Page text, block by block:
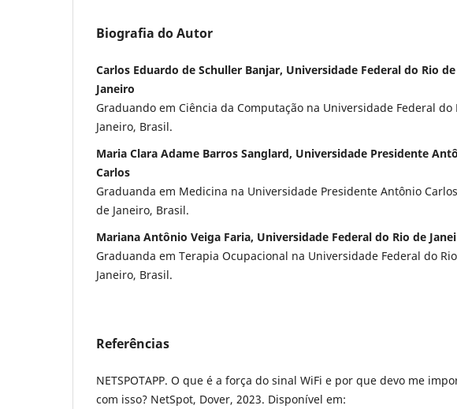
Biografia do Autor
Carlos Eduardo de Schuller Banjar, Universidade Federal do Rio de
Janeiro
Graduando em Ciência da Computação na Universidade Federal do
Janeiro, Brasil.
Maria Clara Adame Barros Sanglard, Universidade Presidente
Carlos
Graduanda em Medicina na Universidade Presidente Antônio
de Janeiro, Brasil.
Mariana Antônio Veiga Faria, Universidade Federal do Rio de
Graduanda em Terapia Ocupacional na Universidade Federal do
Janeiro, Brasil.
Referências
NETSPOTAPP. O que é a força do sinal WiFi e por que devo me
com isso? NetSpot, Dover, 2023. Disponível em: